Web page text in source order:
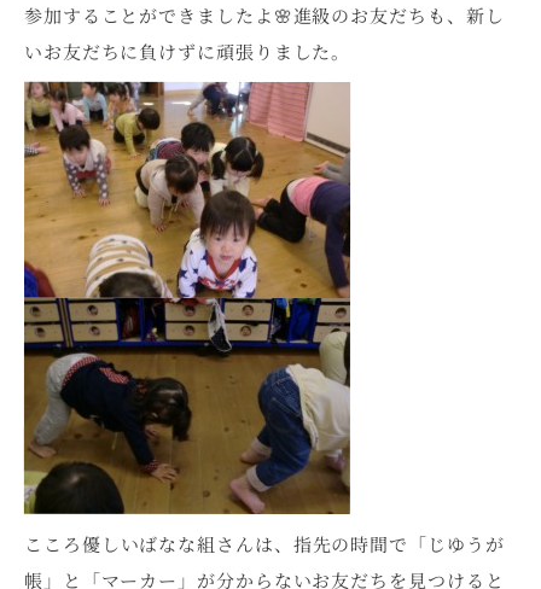
参加することができましたよ🌸進級のお友だちも、新し
いお友だちに負けずに頑張りました。
こころ優しいばなな組さんは、指先の時間で「じゆうが
帳」と「マーカー」が分からないお友だちを見つけると